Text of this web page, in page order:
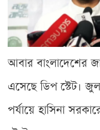
আবার বাংলাদেশের
এসেছে ডিপ স্টেট।
পর্যায়ে হাসিনা